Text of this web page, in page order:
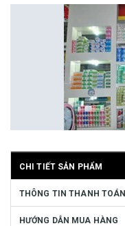
CHI TIẾT SẢN PHẨM
THÔNG TIN THANH TOÁN
HƯỚNG DẪN MUA HÀNG